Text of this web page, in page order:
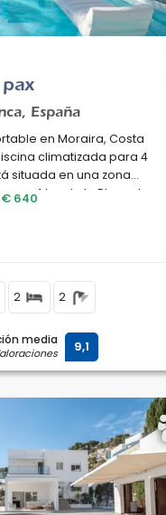
pax
España
en Moraira, Costa
climatizada para 4
situada en una zona
a 4 km de la Playa de
€ 640
2 2
media 9,1